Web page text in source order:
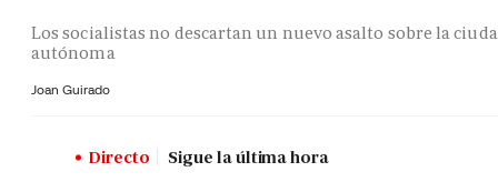
Los socialistas no descartan un nuevo asalto sobre la
autónoma
Joan Guirado
Directo Sigue la última hora